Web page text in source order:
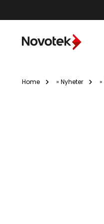
Home » Nyheter »